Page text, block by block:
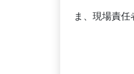
ま、現場責任